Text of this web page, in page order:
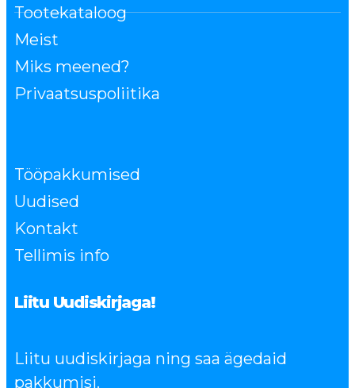
Tootekataloog
Meist
Miks meened?
Privaatsuspoliitika
Tööpakkumised
Uudised
Kontakt
Tellimis info
Liitu Uudiskirjaga!
Liitu uudiskirjaga ning saa ägedaid
pakkumisi.